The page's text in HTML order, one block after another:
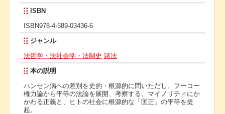
ISBN
ISBN978-4-589-03436-6
ジャンル
法哲学・法社会学・法制史 諸法
本の説明
ハンセン病への差別を史的・根源的に問いただし、フーコー
権力論から平等の法論を展開、考察する。マイノリティにか
かわる正義と、ヒトの社会に根源的な「匡正」の平等を提
起。